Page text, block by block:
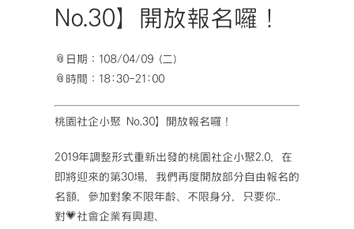
No.30】開放報名囉！
📎 日期：108/04/09 (二)
📎 時間：18:30-21:00
桃園社企小聚 No.30】開放報名囉！
2019年調整形式重新出發的桃園社企小聚2.0，在
即將迎來的第30場，我們再度開放部分自由報名的
名額，參加對象不限年齡、不限身分，只要你..
對💗社會企業有興趣、